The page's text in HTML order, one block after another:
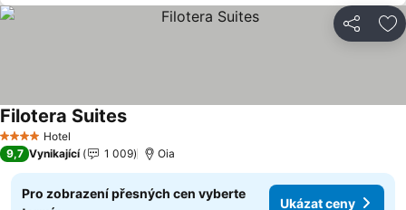
Sdílet
4 Počet hvězdiček
Hotel
Filotera SuitesUkázat ceny
9,7 Vynikající 1 009 Oia
Pro zobrazení přesných cen vyberte
Ukázat ceny